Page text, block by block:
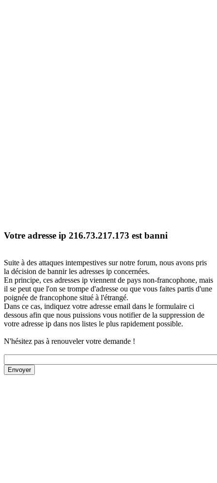
Votre adresse ip 216.73.217.173 est banni
Suite à des attaques intempestives sur notre forum, nous avons pris
la décision de bannir les adresses ip concernées.
En principe, ces adresses ip viennent de pays non-francophone, mais
il se peut que l'on se trompe d'adresse ou que vous faites partis d'une
poignée de francophone situé à l'étrangé.
Dans ce cas, indiquez votre adresse email dans le formulaire ci
dessous afin que nous puissions vous notifier de la suppression de
votre adresse ip dans nos listes le plus rapidement possible.
N'hésitez pas à renouveler votre demande !